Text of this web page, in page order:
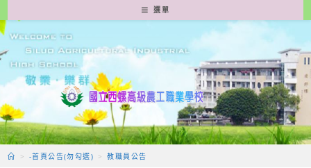
轉
至
要
容
選單
> -首頁公告(勿勾選) > 教職員公告